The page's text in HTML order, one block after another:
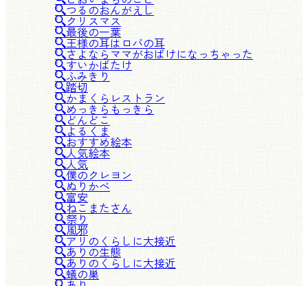
つるのおんがえし
クリスマス
最後の一葉
王様の耳はロバの耳
さよならママがおばけになっちゃった
すいかばたけ
ふみきり
踏切
かまくらレストラン
めっきらもっきら
どんどこ
よるくま
おすすめ絵本
人気絵本
人気
僕のクレヨン
ぬりかべ
富安
ねこまたさん
祭り
風邪
アリのくらしに大接近
ありの生態
ありのくらしに大接近
蟻の巣